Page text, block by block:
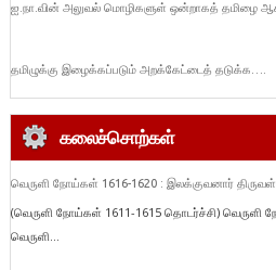
ஐ.நா.வின் அலுவல் மொழிகளுள் ஒன்றாகத் தமிழை
தமிழுக்கு இழைக்கப்படும் அறக்கேட்டைத் தடுக்க….
கலைச்சொற்கள்
வெருளி நோய்கள் 1616-1620 : இலக்குவனார்
(வெருளி நோய்கள் 1611-1615 தொடர்ச்சி) வெருளி
வெருளி...